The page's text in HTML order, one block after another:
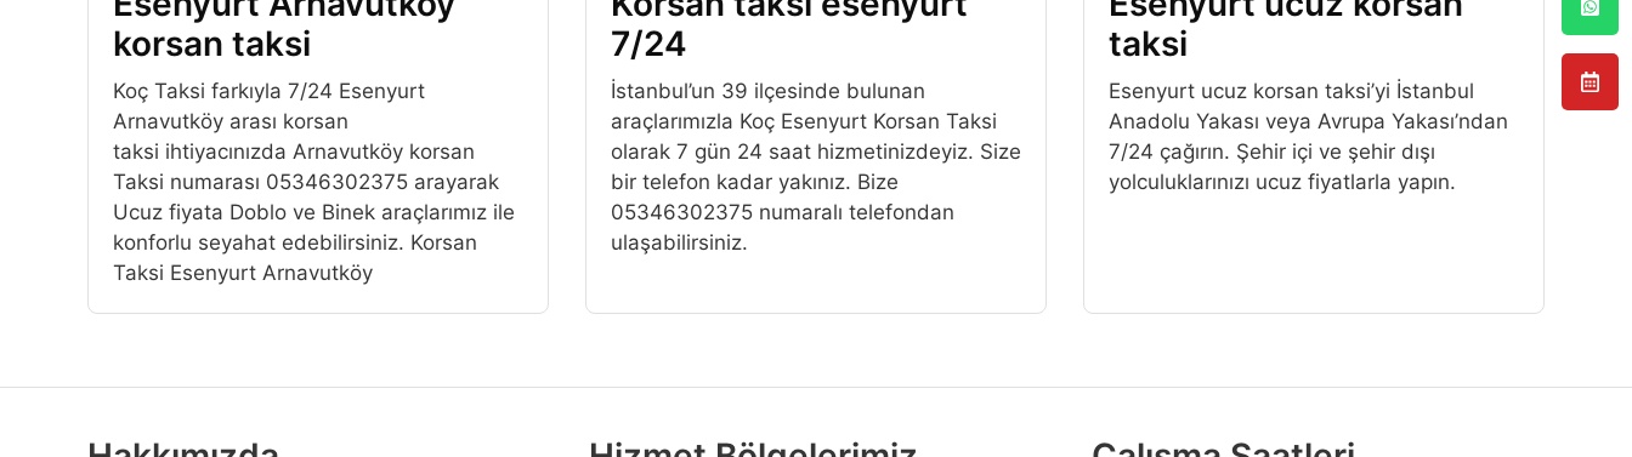
korsan taksi
Koç Taksi farkıyla 7/24 Esenyurt
Arnavutköy arası korsan
taksi ihtiyacınızda Arnavutköy korsan
Taksi numarası 05346302375 arayarak
Ucuz fiyata Doblo ve Binek araçlarımız ile
konforlu seyahat edebilirsiniz. Korsan
Taksi Esenyurt Arnavutköy
7/24
İstanbul’un 39 ilçesinde bulunan
araçlarımızla Koç Esenyurt Korsan Taksi
olarak 7 gün 24 saat hizmetinizdeyiz. Size
bir telefon kadar yakınız. Bize
05346302375 numaralı telefondan
ulaşabilirsiniz.
taksi
Esenyurt ucuz korsan taksi’yi İstanbul
Anadolu Yakası veya Avrupa Yakası’ndan
7/24 çağırın. Şehir içi ve şehir dışı
yolculuklarınızı ucuz fiyatlarla yapın.